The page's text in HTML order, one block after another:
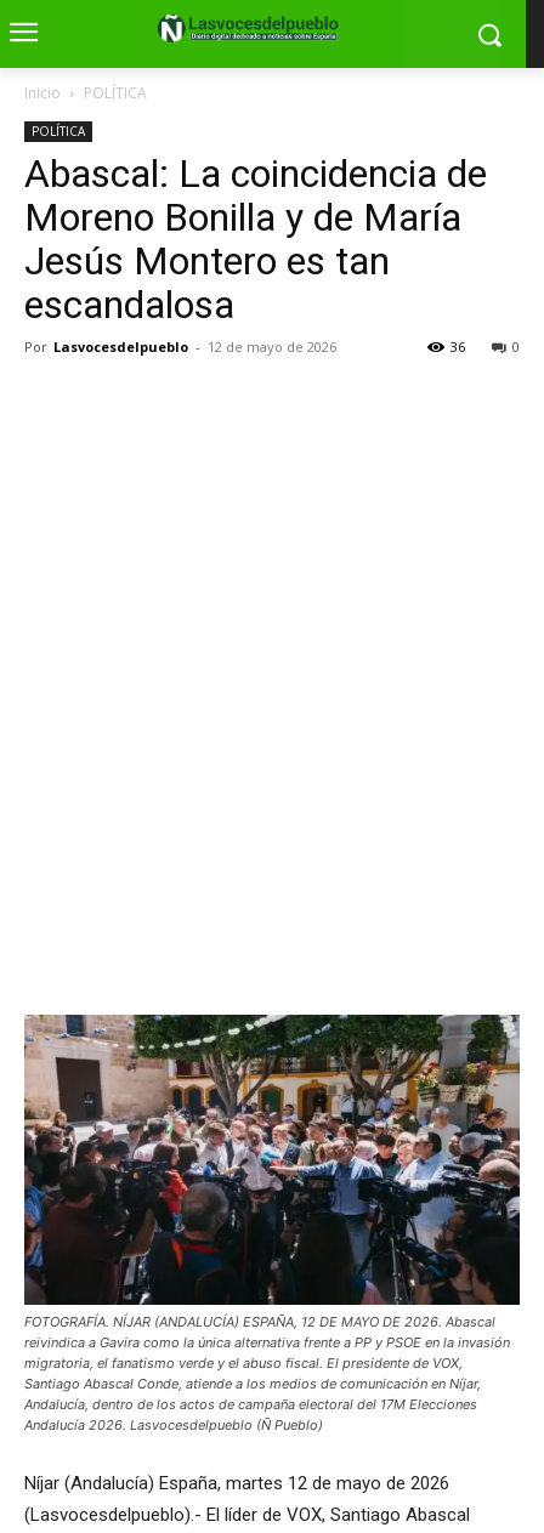
Inicio POLÍTICA
POLÍTICA
Abascal: La coincidencia de
Moreno Bonilla y de María
Jesús Montero es tan
escandalosa
Por Lasvocesdelpueblo - 12 de mayo de 2026 0
36
FOTOGRAFÍA. NÍJAR (ANDALUCÍA) ESPAÑA, 12 DE MAYO DE 2026. Abascal
reivindica a Gavira como la única alternativa frente a PP y PSOE en la invasión
migratoria, el fanatismo verde y el abuso fiscal. El presidente de VOX,
Santiago Abascal Conde, atiende a los medios de comunicación en Níjar,
Andalucía, dentro de los actos de campaña electoral del 17M Elecciones
Andalucía 2026. Lasvocesdelpueblo (Ñ Pueblo)
Níjar (Andalucía) España, martes 12 de mayo de 2026
(Lasvocesdelpueblo).- El líder de VOX, Santiago Abascal